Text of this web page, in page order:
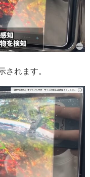
れます。